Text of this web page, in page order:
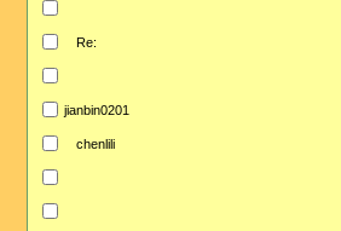
Re:
jianbin0201
chenlili